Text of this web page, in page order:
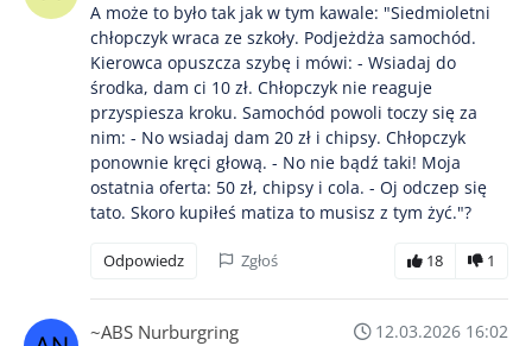
A może to było tak jak w tym kawale: "Siedmioletni
chłopczyk wraca ze szkoły. Podjeżdża samochód.
Kierowca opuszcza szybę i mówi: - Wsiadaj do
środka, dam ci 10 zł. Chłopczyk nie reaguje
przyspiesza kroku. Samochód powoli toczy się za
nim: - No wsiadaj dam 20 zł i chipsy. Chłopczyk
ponownie kręci głową. - No nie bądź taki! Moja
ostatnia oferta: 50 zł, chipsy i cola. - Oj odczep się
tato. Skoro kupiłeś matiza to musisz z tym żyć."?
Odpowiedz Zgłoś 18 1
~ABS Nurburgring
12.03.2026 16:02